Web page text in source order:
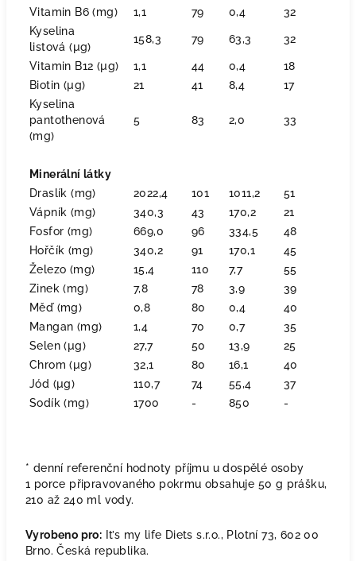
Vitamin B6 (mg)
1,1 79 0,4
32
Kyselina
listová (µg)
158,3 79 63,3 32
Vitamin B12 (µg) 1,1 44 0,4
18
Biotin (µg)
21 41 8,4
17
Kyselina
pantothenová
(mg)
5 83 2,0 33
Minerální látky
Draslík (mg)
2022,4 101 1011,2
51
Vápník (mg)
340,3 43 170,2
21
Fosfor (mg)
669,0 96 334,5
48
Hořčík (mg)
340,2 91 170,1
45
Železo (mg)
15,4 110 7,7
55
Zinek (mg)
7,8 78 3,9
39
Měď (mg)
0,8 80 0,4
40
Mangan (mg)
1,4 70 0,7
35
Selen (µg)
27,7 50 13,9
25
Chrom (µg)
32,1 80 16,1
40
Jód (µg)
110,7 74 55,4
37
Sodík (mg)
1700 - 850 -
* denní referenční hodnoty příjmu u dospělé osoby
1 porce připravovaného pokrmu obsahuje 50 g prášku,
210 až 240 ml vody.
Vyrobeno pro: It’s my life Diets s.r.o., Plotní 73, 602 00
Brno. Česká republika.